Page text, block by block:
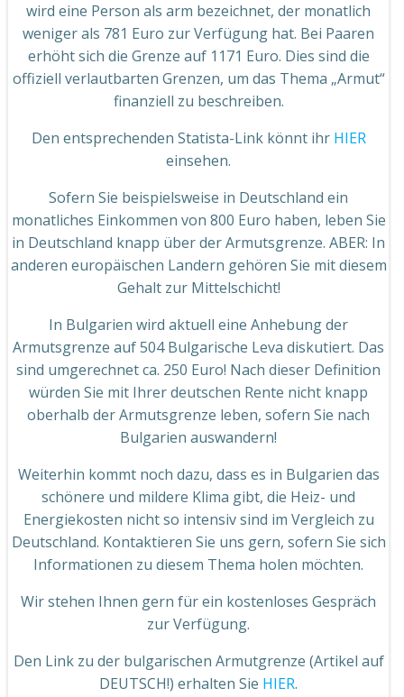
wird eine Person als arm bezeichnet, der monatlich
weniger als 781 Euro zur Verfügung hat. Bei Paaren
erhöht sich die Grenze auf 1171 Euro. Dies sind die
offiziell verlautbarten Grenzen, um das Thema „Armut“
finanziell zu beschreiben.
Den entsprechenden Statista-Link könnt ihr HIER
einsehen.
Sofern Sie beispielsweise in Deutschland ein
monatliches Einkommen von 800 Euro haben, leben Sie
in Deutschland knapp über der Armutsgrenze. ABER: In
anderen europäischen Landern gehören Sie mit diesem
Gehalt zur Mittelschicht!
In Bulgarien wird aktuell eine Anhebung der
Armutsgrenze auf 504 Bulgarische Leva diskutiert. Das
sind umgerechnet ca. 250 Euro! Nach dieser Definition
würden Sie mit Ihrer deutschen Rente nicht knapp
oberhalb der Armutsgrenze leben, sofern Sie nach
Bulgarien auswandern!
Weiterhin kommt noch dazu, dass es in Bulgarien das
schönere und mildere Klima gibt, die Heiz- und
Energiekosten nicht so intensiv sind im Vergleich zu
Deutschland. Kontaktieren Sie uns gern, sofern Sie sich
Informationen zu diesem Thema holen möchten.
Wir stehen Ihnen gern für ein kostenloses Gespräch
zur Verfügung.
Den Link zu der bulgarischen Armutgrenze (Artikel auf
DEUTSCH!) erhalten Sie HIER.